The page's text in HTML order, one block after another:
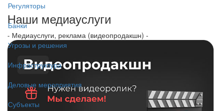
Регуляторы
Банки
Угрозы и решения
Инфраструктура
Деловые мероприятия
Субъекты
Наши медиауслуги
- Медиауслуги, реклама (видеопродакшн) -